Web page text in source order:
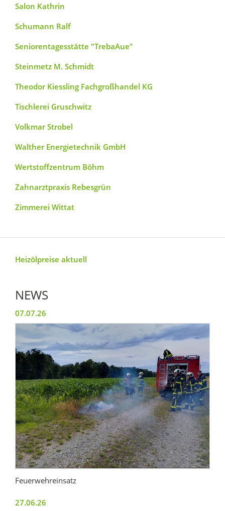
Salon Kathrin
Schumann Ralf
Seniorentagesstätte "TrebaAue"
Steinmetz M. Schmidt
Theodor Kiessling Fachgroßhandel KG
Tischlerei Gruschwitz
Volkmar Strobel
Walther Energietechnik GmbH
Wertstoffzentrum Böhm
Zahnarztpraxis Rebesgrün
Zimmerei Wittat
Heizölpreise aktuell
NEWS
07.07.26
Feuerwehreinsatz
27.06.26